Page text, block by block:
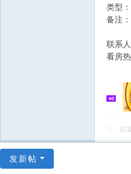
类型
备注：
联系
看房
回
发新帖